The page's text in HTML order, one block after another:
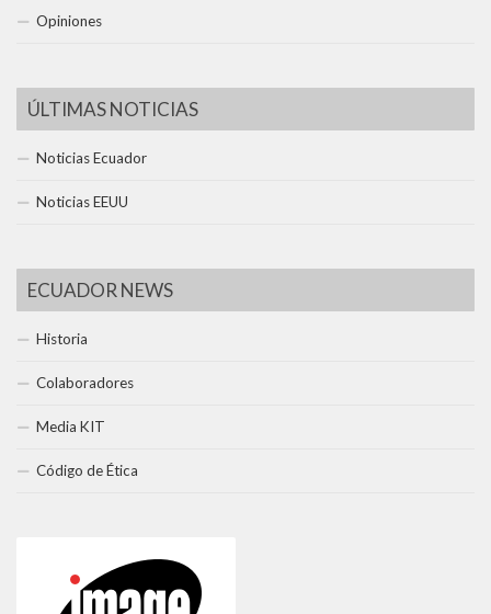
Opiniones
ÚLTIMAS NOTICIAS
Noticias Ecuador
Noticias EEUU
ECUADOR NEWS
Historia
Colaboradores
Media KIT
Código de Ética